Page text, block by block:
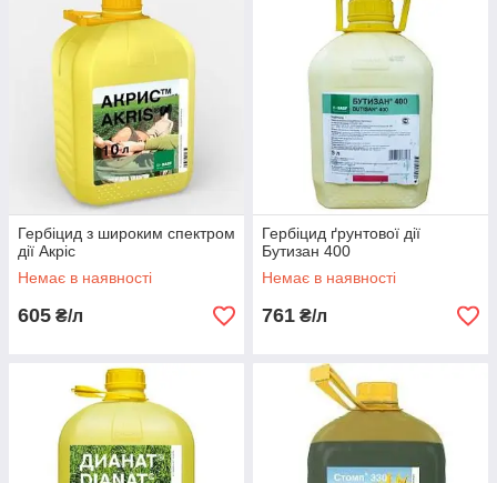
Гербіцид з широким спектром
дії Акріс
Немає в наявності
605 ₴/л
Гербіцид ґрунтової дії
Бутизан 400
Немає в наявності
761 ₴/л